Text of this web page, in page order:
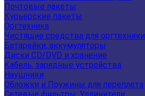
Почтовые пакеты
Курьерские пакеты
Оргтехника
Чистящие средства для оргтехники
Батарейки, аккумуляторы
Диски CD/DVD и хранение
Кабель, зарядные устройства
Наушники
Обложки и Пружины для переплета